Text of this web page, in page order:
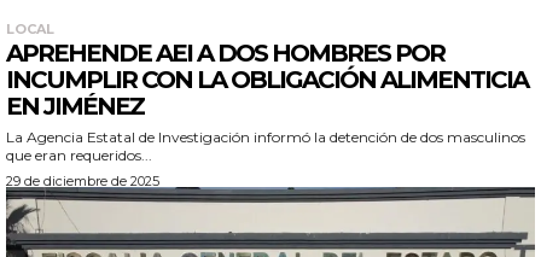
LOCAL
APREHENDE AEI A DOS HOMBRES POR
INCUMPLIR CON LA OBLIGACIÓN ALIMENTICIA
EN JIMÉNEZ
La Agencia Estatal de Investigación informó la detención de dos masculinos
que eran requeridos...
29 de diciembre de 2025